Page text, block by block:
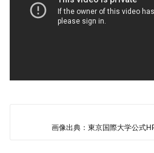
画像出典：東京国際大学公式